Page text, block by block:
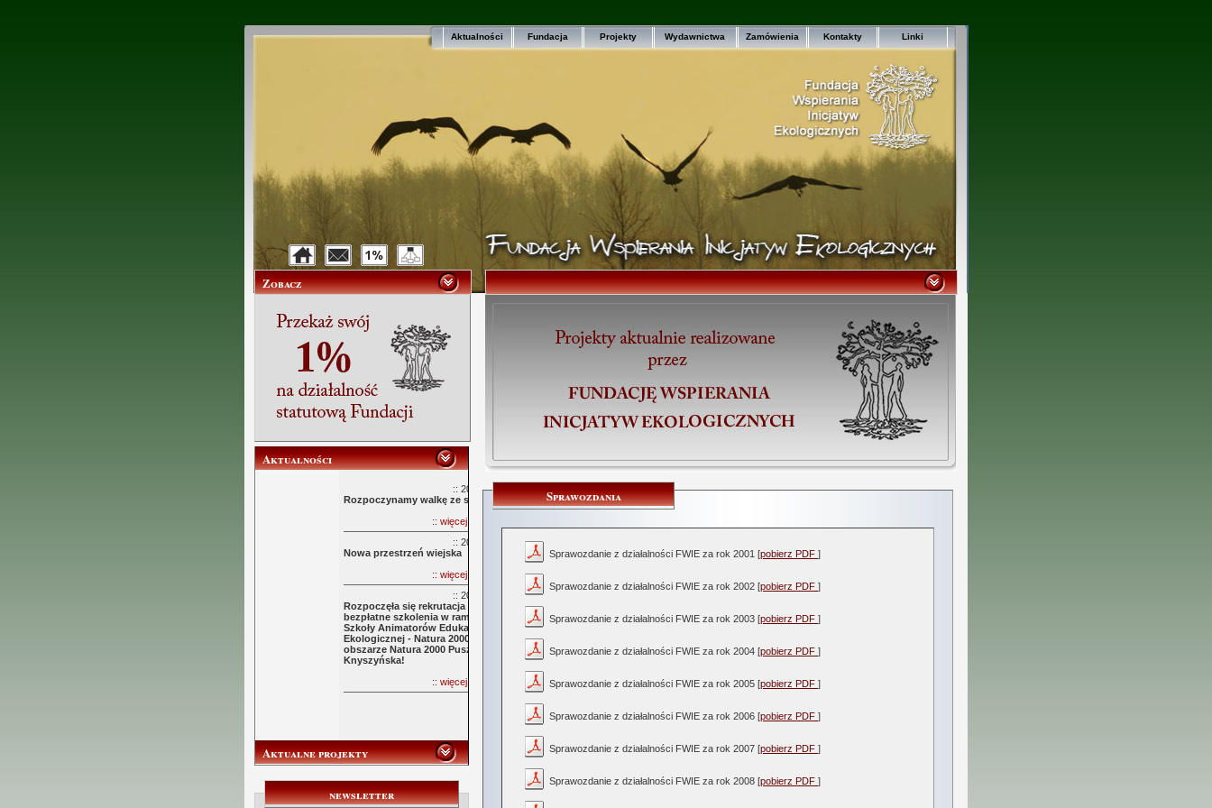
Aktualności Fundacja Projekty Wydawnictwa Zamówienia Kontakty Linki
Zobacz
Aktualności
:: 2017-03-10 ::
Rozpoczynamy walkę ze smogiem.
:: więcej informacji ::
:: 2015-10-09 ::
Nowa przestrzeń wiejska
:: więcej informacji ::
:: 2015-10-09 ::
Rozpoczęła się rekrutacja na
bezpłatne szkolenia w ramach
Szkoły Animatorów Edukacji
Ekologicznej - Natura 2000 na
obszarze Natura 2000 Puszcza
Knyszyńska!
:: więcej informacji ::
Aktualne projekty
:: opis projektu ::
newsletter
Sprawozdania
Sprawozdanie z działalności FWIE za rok 2001 [pobierz PDF ]
Sprawozdanie z działalności FWIE za rok 2002 [pobierz PDF ]
Sprawozdanie z działalności FWIE za rok 2003 [pobierz PDF ]
Sprawozdanie z działalności FWIE za rok 2004 [pobierz PDF ]
Sprawozdanie z działalności FWIE za rok 2005 [pobierz PDF ]
Sprawozdanie z działalności FWIE za rok 2006 [pobierz PDF ]
Sprawozdanie z działalności FWIE za rok 2007 [pobierz PDF ]
Sprawozdanie z działalności FWIE za rok 2008 [pobierz PDF ]